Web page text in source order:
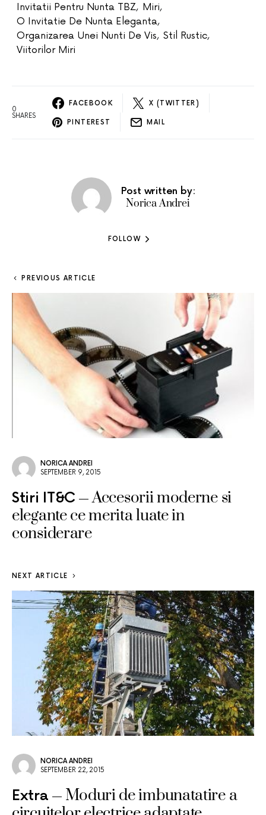
Invitatii Pentru Nunta TBZ, Miri,
O Invitatie De Nunta Eleganta,
Organizarea Unei Nunti De Vis, Stil Rustic,
Viitorilor Miri
0
SHARES
FACEBOOK X (TWITTER)
PINTEREST MAIL
Post written by:
Norica Andrei
FOLLOW
PREVIOUS ARTICLE
NORICA ANDREI
SEPTEMBER 9, 2015
Stiri IT&C
Accesorii moderne si
elegante ce merita luate in
considerare
NEXT ARTICLE
NORICA ANDREI
SEPTEMBER 22, 2015
Extra
Moduri de imbunatatire a